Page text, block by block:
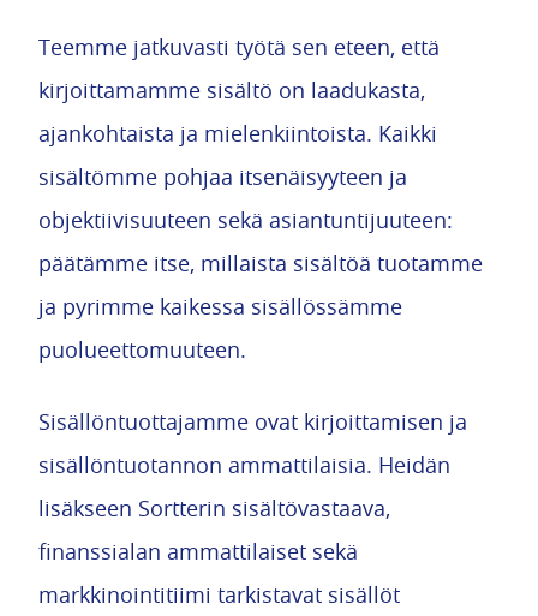
Teemme jatkuvasti työtä sen eteen, että
kirjoittamamme sisältö on laadukasta,
ajankohtaista ja mielenkiintoista. Kaikki
sisältömme pohjaa itsenäisyyteen ja
objektiivisuuteen sekä asiantuntijuuteen:
päätämme itse, millaista sisältöä tuotamme
ja pyrimme kaikessa sisällössämme
puolueettomuuteen.
Sisällöntuottajamme ovat kirjoittamisen ja
sisällöntuotannon ammattilaisia. Heidän
lisäkseen Sortterin sisältövastaava,
finanssialan ammattilaiset sekä
markkinointitiimi tarkistavat sisällöt